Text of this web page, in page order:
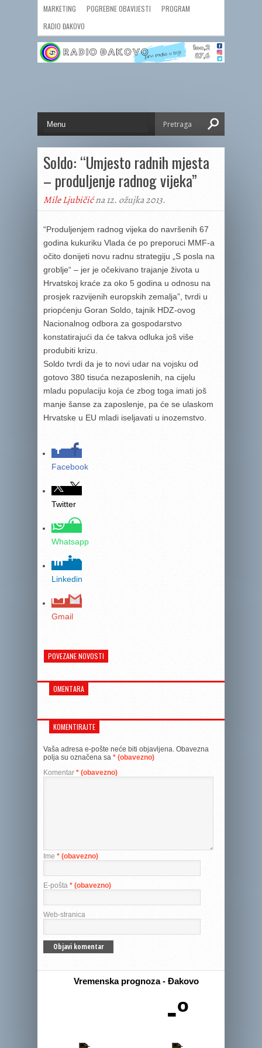
MARKETING POGREBNE OBAVIJESTI
PROGRAM
RADIO ĐAKOVO
Soldo: “Umjesto radnih mjesta
– produljenje radnog vijeka”
Mile Ljubičićna 12. ožujka 2013.
“Produljenjem radnog vijeka do navršenih 67
godina kukuriku Vlada će po preporuci MMF-a
očito donijeti novu radnu strategiju „S posla na
groblje“ – jer je očekivano trajanje života u
Hrvatskoj kraće za oko 5 godina u odnosu na
prosjek razvijenih europskih zemalja”, tvrdi u
priopćenju Goran Soldo, tajnik HDZ-ovog
Nacionalnog odbora za gospodarstvo
konstatirajući da će takva odluka još više
produbiti krizu.
Soldo tvrdi da je to novi udar na vojsku od
gotovo 380 tisuća nezaposlenih, na cijelu
mladu populaciju koja će zbog toga imati još
manje šanse za zaposlenje, pa će se ulaskom
Hrvatske u EU mladi iseljavati u inozemstvo.
Facebook
Twitter
Whatsapp
Linkedin
Gmail
POVEZANE NOVOSTI
OMENTARA
KOMENTIRAJTE
Vaša adresa e-pošte neće biti objavljena. Obavezna
polja su označena sa * (obavezno)
Komentar * (obavezno)
Ime * (obavezno)
E-pošta * (obavezno)
Web-stranica
Vremenska prognoza - Đakovo
-º
- -